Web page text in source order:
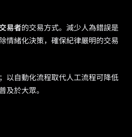
易者的交易方式。減少人為錯誤是
情緒化決策，確保紀律嚴明的交易
以自動化流程取代人工流程可降低
及於大眾。